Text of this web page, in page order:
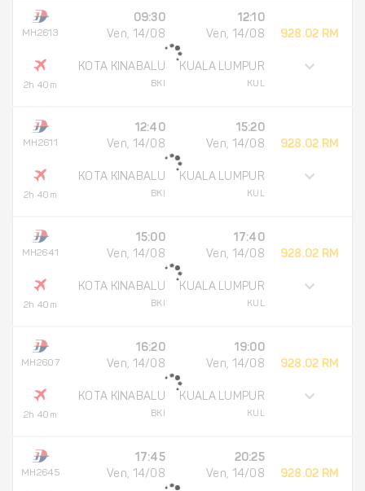
MH2613
2h 40m
09:30
Ven, 14/08
KOTA KINABALU
BKI
12:10
Ven, 14/08
KUALA LUMPUR
KUL
928.02 RM
MH2611
2h 40m
12:40
Ven, 14/08
KOTA KINABALU
BKI
15:20
Ven, 14/08
KUALA LUMPUR
KUL
928.02 RM
MH2641
2h 40m
15:00
Ven, 14/08
KOTA KINABALU
BKI
17:40
Ven, 14/08
KUALA LUMPUR
KUL
928.02 RM
MH2607
2h 40m
16:20
Ven, 14/08
KOTA KINABALU
BKI
19:00
Ven, 14/08
KUALA LUMPUR
KUL
928.02 RM
MH2645
17:45
Ven, 14/08
20:25
Ven, 14/08
928.02 RM